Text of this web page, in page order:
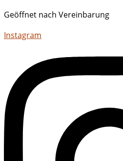
Geöffnet nach Vereinbarung
Instagram